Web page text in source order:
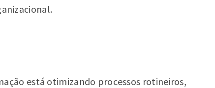
está otimizando processos rotineiros,